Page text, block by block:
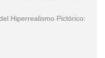
Hiperrealismo Pictórico: